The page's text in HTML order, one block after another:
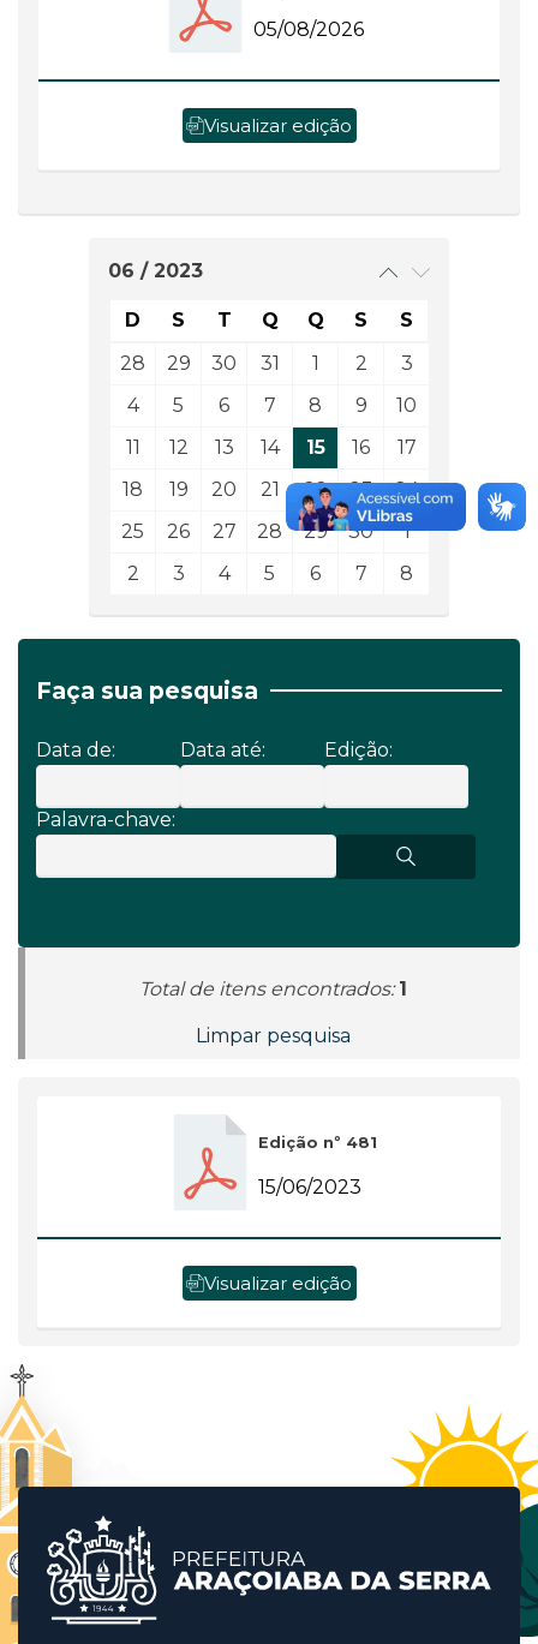
05/08/2026
Visualizar edição
06 / 2023
D S T Q Q S
S
28
29 30 31 1 2
3
4
5 6 7 8 9
10
11
12 13 14 15 16
17
18
19 20 21 22 23
24
25
26 27 28 29 30
1
2
3 4 5 6 7 8
Faça sua pesquisa
Data de: Data até: Edição:
Palavra-chave:
Total de itens encontrados: 1
Limpar pesquisa
Edição nº 481
15/06/2023
Visualizar edição